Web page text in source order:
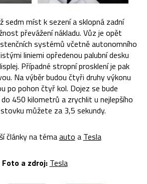
sedm míst k sezení a sklopná zadní
převážení nákladu. Vůz je opět
systémů včetně autonomního
liniemi opředenou palubní desku
Případné stropní prosklení je pak
Na výběr budou čtyři druhy výkonu
po pohon čtyř kol. Dojez se bude
450 kilometrů a zrychlit u nejlepšího
můžete za 3,5 sekundy.
články na témaauto a Tesla
Foto a zdroj: Tesla